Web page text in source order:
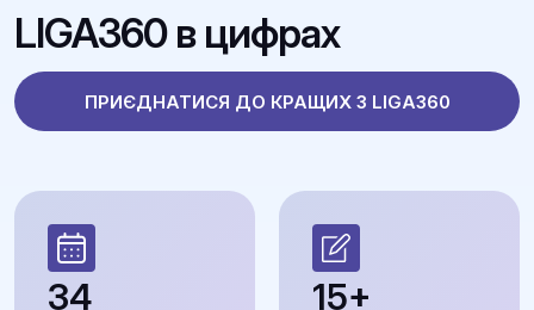
LIGA360 в цифрах
ПРИЄДНАТИСЯ ДО КРАЩИХ З LIGA360
34 15+